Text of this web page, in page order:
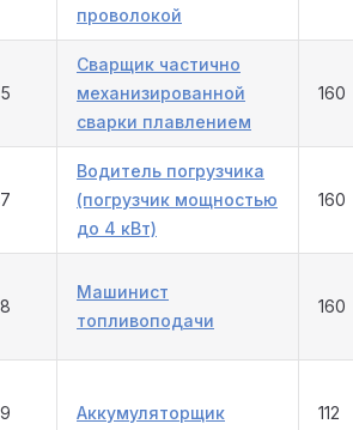
проволокой
Сварщик частично
механизированной
сварки плавлением
160
Водитель погрузчика
(погрузчик мощностью
до 4 кВт)
160
Машинист
топливоподачи
160
Аккумуляторщик 112